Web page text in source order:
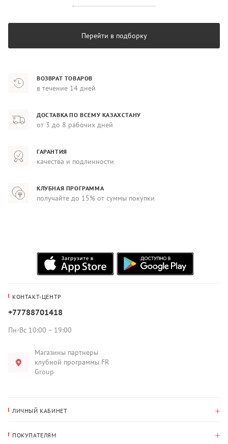
Перейти в подборку
ВОЗВРАТ ТОВАРОВ
в течение 14 дней
ДОСТАВКА ПО ВСЕМУ КАЗАХСТАНУ
от 3 до 8 рабочих дней
ГАРАНТИЯ
качества и подлинности
КЛУБНАЯ ПРОГРАММА
получайте до 15% от суммы покупки
КОНТАКТ-ЦЕНТР
+77788701418
Пн-Вс 10:00 – 19:00
Магазины партнеры
клубной программы FR
Group
ЛИЧНЫЙ КАБИНЕТ
ПОКУПАТЕЛЯМ